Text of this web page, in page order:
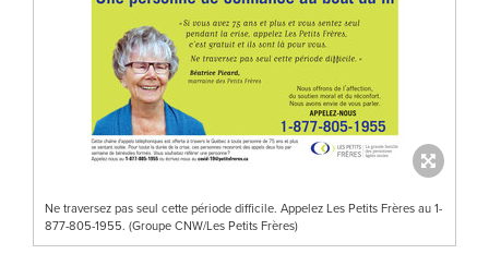
Ne traversez pas seul cette période difficile. Appelez Les Petits Frères au 1-
877-805-1955. (Groupe CNW/Les Petits Frères)